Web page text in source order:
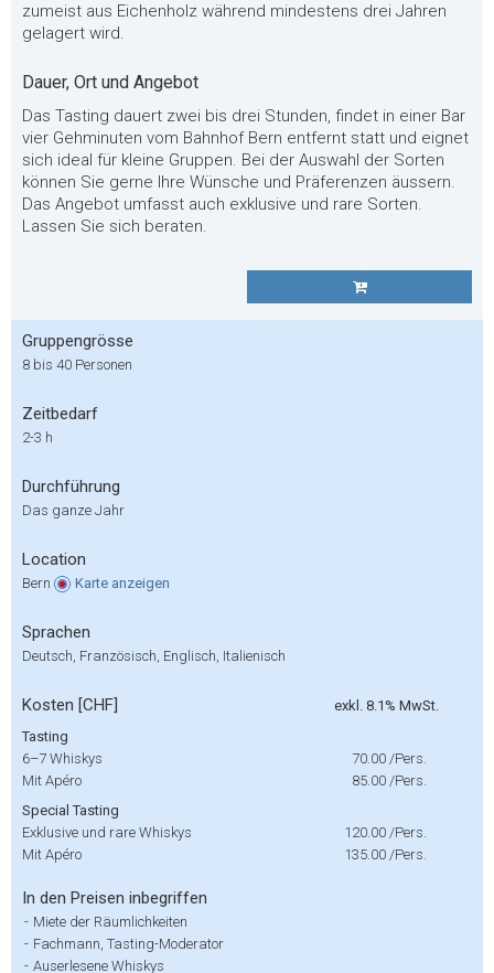
zumeist aus Eichenholz während mindestens drei Jahren
gelagert wird.
Dauer, Ort und Angebot
Das Tasting dauert zwei bis drei Stunden, findet in einer Bar
vier Gehminuten vom Bahnhof Bern entfernt statt und eignet
sich ideal für kleine Gruppen. Bei der Auswahl der Sorten
können Sie gerne Ihre Wünsche und Präferenzen äussern.
Das Angebot umfasst auch exklusive und rare Sorten.
Lassen Sie sich beraten.
Gruppengrösse
8 bis 40 Personen
Zeitbedarf
2-3 h
Durchführung
Das ganze Jahr
Location
Bern Karte anzeigen
Sprachen
Deutsch, Französisch, Englisch, Italienisch
Kosten [CHF]
exkl. 8.1% MwSt.
Tasting
6–7 Whiskys
70.00 /Pers.
Mit Apéro
85.00 /Pers.
Special Tasting
Exklusive und rare Whiskys
120.00 /Pers.
Mit Apéro
135.00 /Pers.
In den Preisen inbegriffen
- Miete der Räumlichkeiten
- Fachmann, Tasting-Moderator
- Auserlesene Whiskys